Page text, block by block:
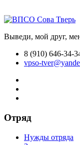
Выведи, мой друг,
8 (910) 646-34-
vpso-
Отряд
Нужды отряда